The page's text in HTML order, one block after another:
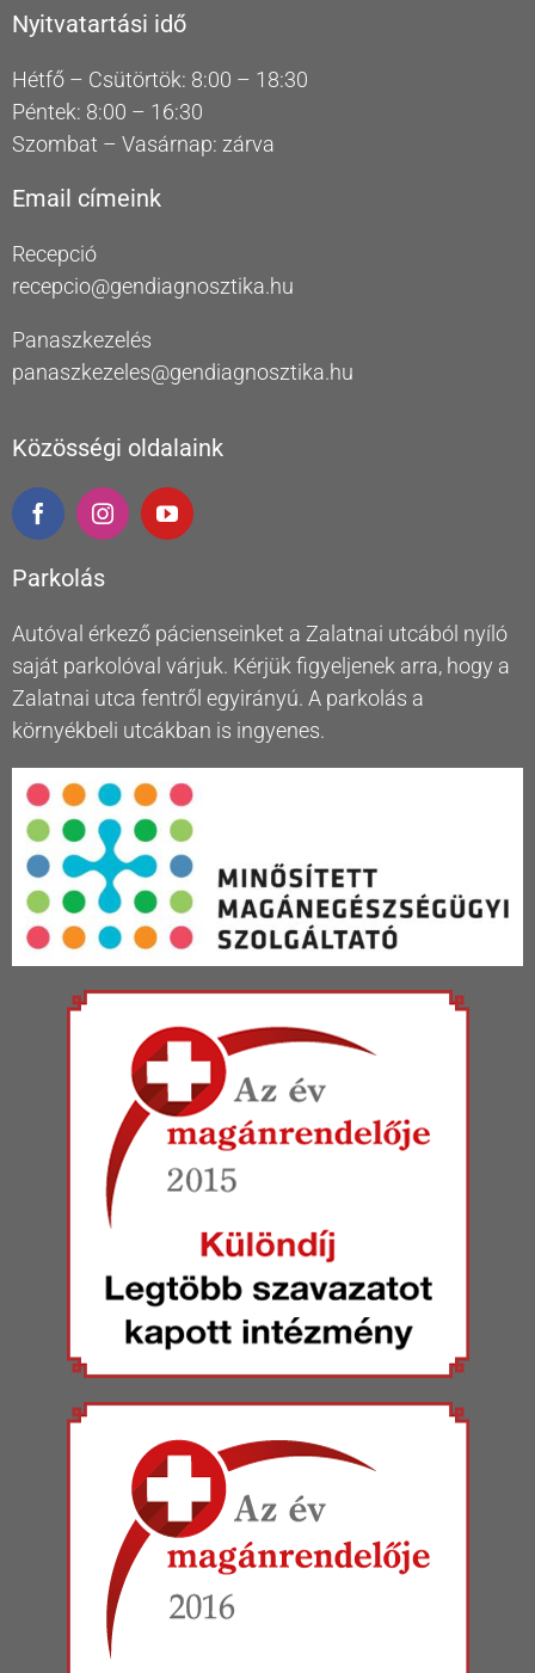
Nyitvatartási idő
Hétfő – Csütörtök: 8:00 – 18:30
Péntek: 8:00 – 16:30
Szombat – Vasárnap: zárva
Email címeink
Recepció
recepcio@gendiagnosztika.hu
Panaszkezelés
panaszkezeles@gendiagnosztika.hu
Közösségi oldalaink
Parkolás
Autóval érkező pácienseinket a Zalatnai utcából nyíló
saját parkolóval várjuk. Kérjük figyeljenek arra, hogy a
Zalatnai utca fentről egyirányú. A parkolás a
környékbeli utcákban is ingyenes.